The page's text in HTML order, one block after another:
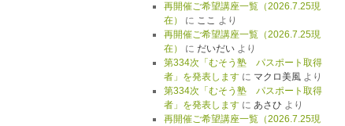
再開催ご希望講座一覧（2026.7.25現
在）
に ここ より
再開催ご希望講座一覧（2026.7.25現
在）
に だいだいより
第334次「むそう塾 パスポート取得
者」を発表しますに マクロ美風より
第334次「むそう塾 パスポート取得
者」を発表しますに あさひ より
再開催ご希望講座一覧（2026.7.25現